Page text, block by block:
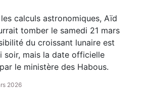
calculs astronomiques, Aïd
tomber le samedi 21 mars
du croissant lunaire est
soir, mais la date officielle
le ministère des Habous.
2026